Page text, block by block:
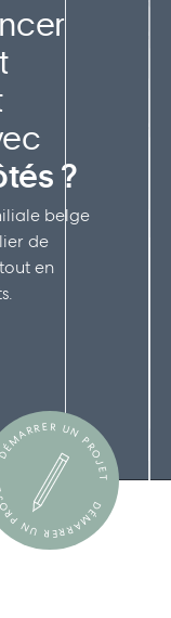
?
belge
de
en
UN PROJET
UN PROJET